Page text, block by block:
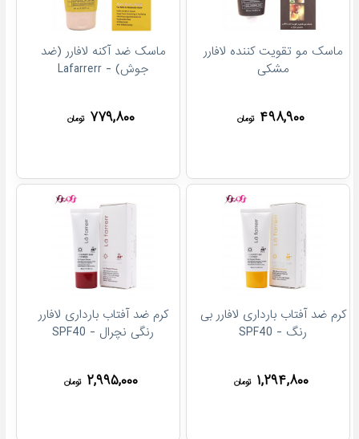
ماسک مو تقویت کننده لافارر
مشکی
۴۹۸,۹۰۰ تومان
ماسک ضد آکنه لافارر (ضد
جوش) - Lafarrerr
۷۷۹,۸۰۰ تومان
کرم ضد آفتاب بارداری لافارر بی
رنگ - SPF40
۱,۲۹۴,۸۰۰ تومان
کرم ضد آفتاب بارداری لافارر
رنگی نچرال - SPF40
۲,۹۹۵,۰۰۰ تومان